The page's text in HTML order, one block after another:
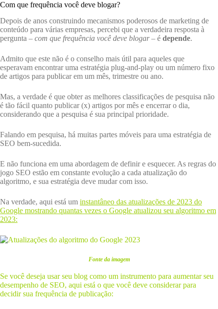
Com que frequência você deve blogar?
Depois de anos construindo mecanismos poderosos de marketing de
conteúdo para várias empresas, percebi que a verdadeira resposta à
pergunta – com que frequência você deve blogar– é depende.
Admito que este não é o conselho mais útil para aqueles que
esperavam encontrar uma estratégia plug-and-play ou um número fixo
de artigos para publicar em um mês, trimestre ou ano.
Mas, a verdade é que obter as melhores classificações de pesquisa não
é tão fácil quanto publicar (x) artigos por mês e encerrar o dia,
considerando que a pesquisa é sua principal prioridade.
Falando em pesquisa, há muitas partes móveis para uma estratégia de
SEO bem-sucedida.
E não funciona em uma abordagem de definir e esquecer. As regras do
jogo SEO estão em constante evolução a cada atualização do
algoritmo, e sua estratégia deve mudar com isso.
Na verdade, aqui está um instantâneo das atualizações de 2023 do
Google mostrando quantas vezes o Google atualizou seu algoritmo em
2023:
Fonte da imagem
Se você deseja usar seu blog como um instrumento para aumentar seu
desempenho de SEO, aqui está o que você deve considerar para
decidir sua frequência de publicação: